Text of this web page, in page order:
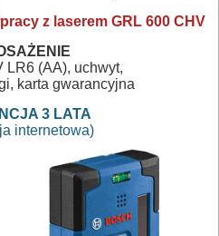
z laserem GRL 600 CHV
LR6 (AA), uchwyt,
karta gwarancyjna
3 LATA
internetowa)